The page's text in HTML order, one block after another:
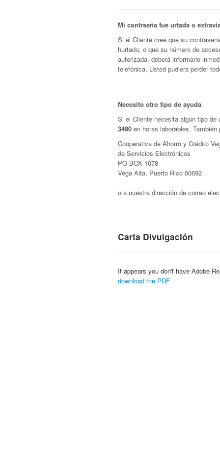
Mi contrseña fue urtada o
Si el Cliente cree que su
hurtado, o que su número de
autorizada, deberá informarlo
telefónica, Usted pudiera perder
Necesito otro tipo de ayuda
Si el Cliente necesita algún tipo
3480 en horas laborables.
Cooperativa de Ahorro y Crédito
de Servicios Electrónicos
PO BOX 1078
Vega Alta, Puerto Rico 00692
o a nuestra dirección de correo
Carta Divulgación
It appears you don't have Adobe
download the PDF